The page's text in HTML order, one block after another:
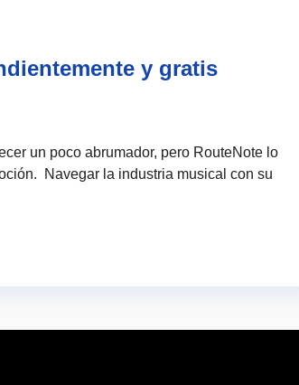
y gratis
un poco abrumador, pero RouteNote lo
Navegar la industria musical con su